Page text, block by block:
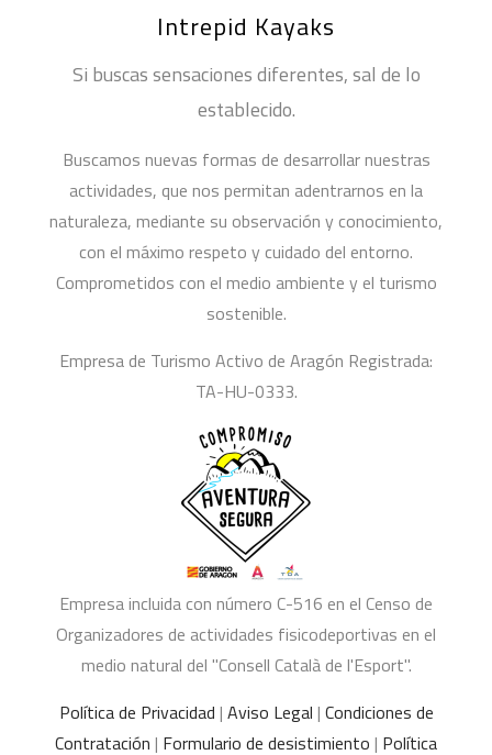
Intrepid Kayaks
Si buscas sensaciones diferentes, sal de lo
establecido.
Buscamos nuevas formas de desarrollar nuestras
actividades, que nos permitan adentrarnos en la
naturaleza, mediante su observación y conocimiento,
con el máximo respeto y cuidado del entorno.
Comprometidos con el medio ambiente y el turismo
sostenible.
Empresa de Turismo Activo de Aragón Registrada:
TA-HU-0333.
Empresa incluida con número C-516 en el Censo de
Organizadores de actividades fisicodeportivas en el
medio natural del "Consell Català de l'Esport".
Política de Privacidad | Aviso Legal | Condiciones de
Contratación | Formulario de desistimiento | Política